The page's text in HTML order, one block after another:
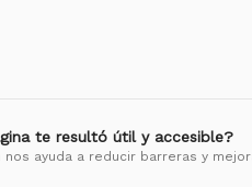
te resultó útil y accesible?
nos ayuda a reducir barreras y